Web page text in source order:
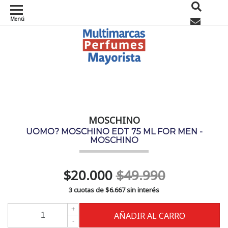
Menú
MOSCHINO
UOMO? MOSCHINO EDT 75 ML FOR MEN -
MOSCHINO
$20.000$49.990
3 cuotas de$6.667sin interés
+
-